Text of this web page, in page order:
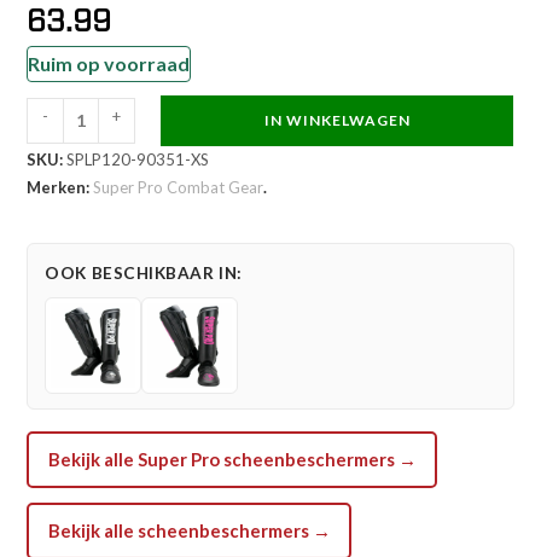
63.99
Ruim op voorraad
Pro
Combat
Protector
/
Zwart
Wit
- + IN WINKELWAGEN
SKU:SPLP120-90351-XS
Merken:Super Pro Combat Gear.
OOK BESCHIKBAAR IN:
Bekijk alle Super Pro scheenbeschermers →
Bekijk alle scheenbeschermers →